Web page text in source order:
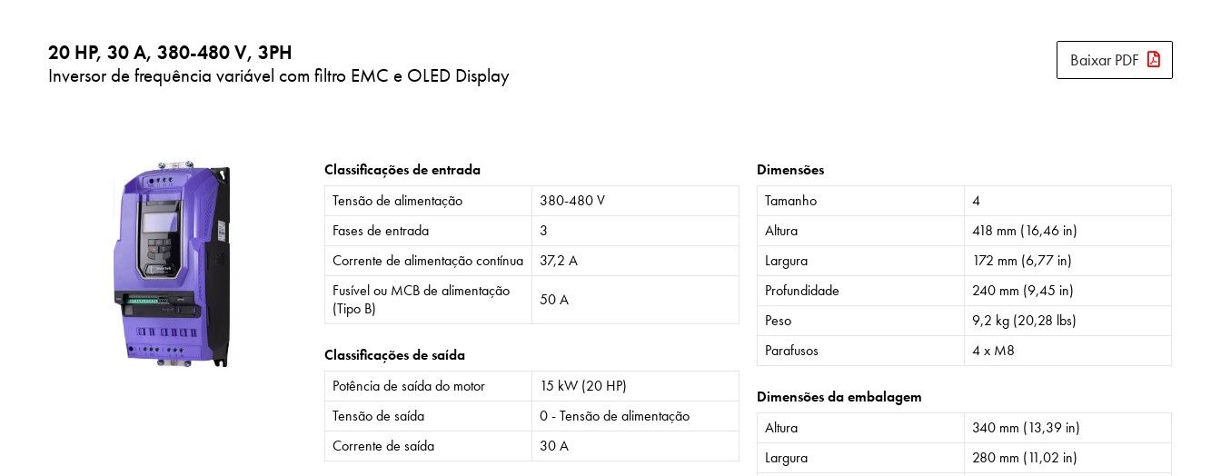
20 HP, 30 A, 380-480 V, 3PH
Inversor de frequência variável com filtro EMC e OLED Display
Baixar PDF
Classificações de entrada
Tensão de alimentação
380-480 V
Fases de entrada
3
Corrente de alimentação contínua
37,2 A
Fusível ou MCB de alimentação
(Tipo B)
50 A
Classificações de saída
Potência de saída do motor
15 kW (20 HP)
Tensão de saída
0 - Tensão de alimentação
Corrente de saída
30 A
Dimensões
Tamanho
4
Altura
418 mm (16,46 in)
Largura
172 mm (6,77 in)
Profundidade
240 mm (9,45 in)
Peso
9,2 kg (20,28 lbs)
Parafusos
4 x M8
Dimensões da embalagem
Altura
340 mm (13,39 in)
Largura
280 mm (11,02 in)